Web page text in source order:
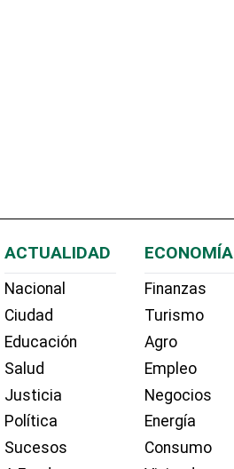
ACTUALIDAD
Nacional
Ciudad
Educación
Salud
Justicia
Política
Sucesos
ECONOMÍA
Finanzas
Turismo
Agro
Empleo
Negocios
Energía
Consumo